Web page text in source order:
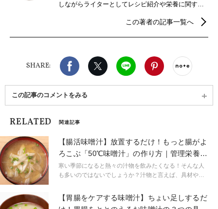
しながらライターとしてレシピ紹介や栄養に関する
この著者の記事一覧へ
SHARE:
Facebook X（旧twitter）
LINE Pinterest
この記事のコメントをみる
RELATED 関連記事
【腸活味噌汁】放置するだけ！もっと腸がよ
ろこぶ「50℃味噌汁」の作り方｜管理栄養士
が解説
寒い季節になると熱々の汁物を飲みたくなる！そんな人
も多いのではないでしょうか？汁物と言えば、具材や味
がおすすめです。そこで、今回は腸活にも温活にもおす
すめの味噌汁の飲み方についてご紹介します。
【胃腸をケアする味噌汁】ちょい足しするだ